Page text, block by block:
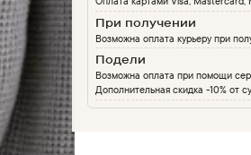
При получении
Возможна оплата курьеру при
Подели
Возможна оплата при помощи
Дополнительная скидка -10% от